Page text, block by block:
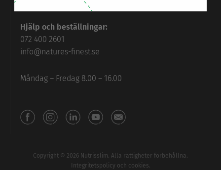
Hjälp och beställningar:
072 400 2601
info@natures-finest.se
Måndag – Fredag 8.00 – 16.00
Copyright © 2026 Nutrisslim. Alla rättigheter förbehållna.
Integritetspolicy och cookies.